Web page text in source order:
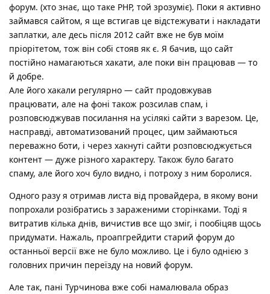
форум. (хто знає, що таке PHP, той зрозуміє). Поки я активно
займався сайтом, я ще встигав це відстежувати і накладати
заплатки, але десь після 2012 сайт вже не був моїм
пріорітетом, тож він собі стояв як є. Я бачив, що сайт
постійно намагаються хакати, але поки він працював — то
й добре.
Але його хакали регулярно — сайт продовжував
працювати, але на фоні також розсилав спам, і
розповсюджував посилання на усілякі сайти з варезом. Це,
насправді, автоматизований процес, цим займаються
переважно боти, і через хакнуті сайти розповсюджується
контент — дуже різного характеру. Також було багато
спаму, але його хоч було видно, і потроху з ним боролися.
Одного разу я отримав листа від провайдера, в якому вони
попрохали розібратись з зараженими сторінками. Тоді я
витратив кілька днів, вичистив все що зміг, і пообіцяв щось
придумати. Нажаль, проапгрейдити старий форум до
останньої версії вже не було можливо. Це і було однією з
головних причин переїзду на новий форум.
Але так, пані Турчинова вже собі намалювала образ